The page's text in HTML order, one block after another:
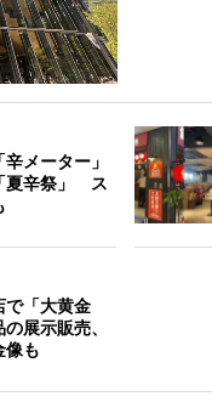
メーター」
夏辛祭」 ス
で「大黄金
展示販売、
像も